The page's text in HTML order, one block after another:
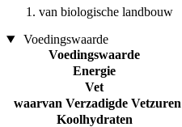
van biologische landbouw
Voedingswaarde
Voedingswaarde
Energie
Vet
waarvan Verzadigde Vetzuren
Koolhydraten